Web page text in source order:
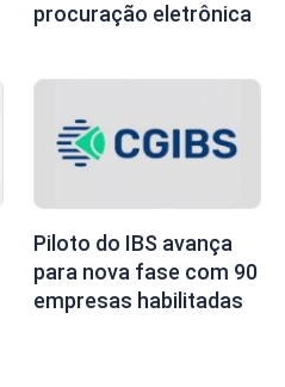
procuração eletrônica
Piloto do IBS avança
para nova fase com 90
empresas habilitadas